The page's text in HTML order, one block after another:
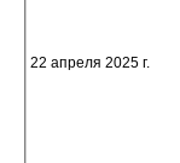
22 апреля 2025 г.